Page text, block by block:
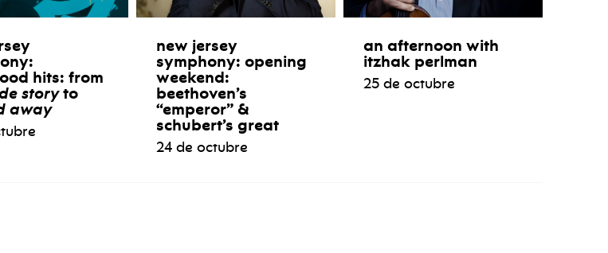
hits: from
storyto
away
new jersey
symphony: opening
weekend:
beethoven’s
“emperor” &
schubert’s great
24 de octubre
an afternoon with
itzhak perlman
25 de octubre